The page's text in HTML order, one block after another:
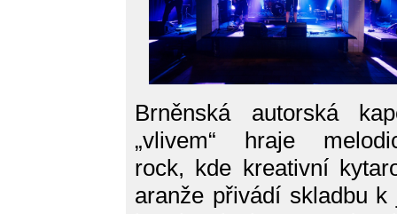
Brněnská autorská
„vlivem“ hraje
rock, kde kreativní
aranže přivádí skladbu k